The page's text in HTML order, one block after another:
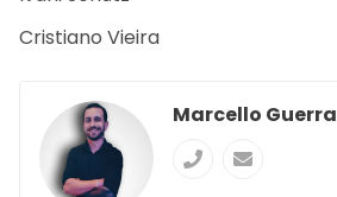
Cristiano Vieira
Marcello Guerra